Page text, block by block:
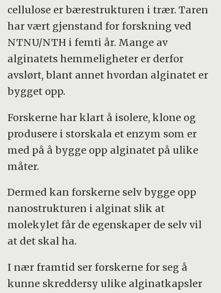
cellulose er bærestrukturen i trær. Taren
har vært gjenstand for forskning ved
NTNU/NTH i femti år. Mange av
alginatets hemmeligheter er derfor
avslørt, blant annet hvordan alginatet er
bygget opp.
Forskerne har klart å isolere, klone og
produsere i storskala et enzym som er
med på å bygge opp alginatet på ulike
måter.
Dermed kan forskerne selv bygge opp
nanostrukturen i alginat slik at
molekylet får de egenskaper de selv vil
at det skal ha.
I nær framtid ser forskerne for seg å
kunne skreddersy ulike alginatkapsler